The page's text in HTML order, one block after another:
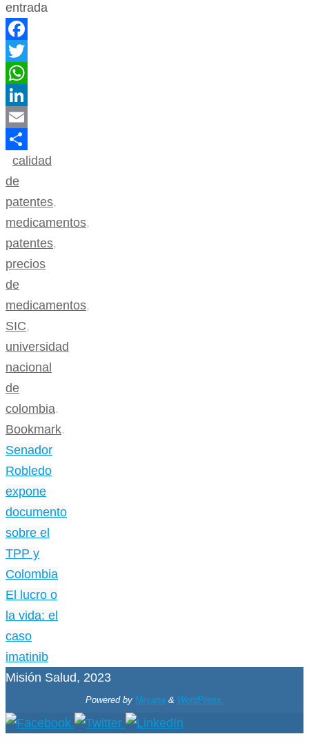
entrada
Facebook
Twitter
WhatsApp
LinkedIn
Email
Compartir
calidad
de
patentes,
medicamentos,
patentes,
precios
de
medicamentos,
SIC,
universidad
nacional
de
colombia.
Bookmark.
Senador
Robledo
expone
documento
sobre el
TPP y
Colombia
El lucro o
la vida: el
caso
imatinib
Misión Salud, 2023
Powered by Nirvana& WordPress.